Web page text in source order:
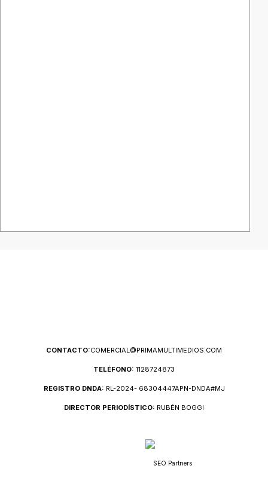
CONTACTO:COMERCIAL@PRIMAMULTIMEDIOS.COM
TELÉFONO: 1128724873
REGISTRO DNDA: RL-2024- 68304447APN-DNDA#MJ
DIRECTOR PERIODÍSTICO: RUBÉN BOGGI
SEO Partners